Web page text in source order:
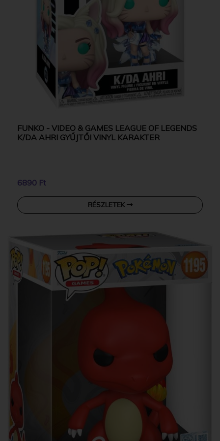
FUNKO - VIDEO & GAMES LEAGUE OF LEGENDS
K/DA AHRI GYŰJTŐI VINYL KARAKTER
6890 Ft
RÉSZLETEK